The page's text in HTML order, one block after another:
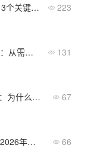
定制化团队IM系统怎么选？3个关键点帮你搞定 223
银行内网聊天工具选型指南：从需求评估到部署要点 131
私有化部署IM vs 公有云IM：为什么企业不能忽视数据控制权？ 67
企业数据安全通讯有哪些？2026年值得关注的方案 66